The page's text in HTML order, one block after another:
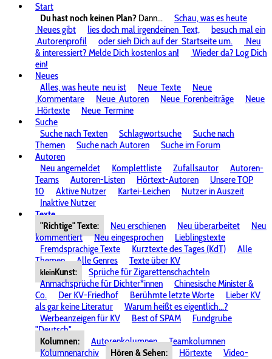
Start
Du hast noch keinen Plan? Dann...
Schau, was es heute
Neues gibt
lies doch mal irgendeinen Text,
besuch mal ein
Autorenprofil
oder sieh Dich auf der Startseite um.
Neu
& interessiert? Melde Dich kostenlos an!
Wieder da? Log Dich
ein!
Neues
Alles, was heute neu ist Neue Texte
Neue
Kommentare
Neue Autoren Neue Forenbeiträge
Neue
Hörtexte
Neue Termine
Suche
Suche nach Texten
Schlagwortsuche
Suche nach
Themen
Suche nach Autoren
Suche im Forum
Autoren
Neu angemeldet
Komplettliste Zufallsautor
Autoren-
Teams
Autoren-Listen Hörtext-Autoren
Unsere TOP
10
Aktive Nutzer Kartei-Leichen
Nutzer in Auszeit
Inaktive Nutzer
Texte
"Richtige" Texte:
Neu erschienen Neu überarbeitet
Neu
kommentiert
Neu eingesprochen
Lieblingstexte
Fremdsprachige Texte
Kurztexte des Tages (KdT)
Alle
Themen
Alle Genres Texte über KV
kleinKunst:
Sprüche für Zigarettenschachteln
Anmachsprüche für Dichter*innen
Chinesische Minister &
Co.
Der KV-Friedhof Berühmte letzte Worte
Lieber KV
als gar keine Literatur
Warum heißt es eigentlich...?
Werbeanzeigen für KV
Best of SPAM
Fundgrube
"Deutsch"
Kolumnen:
Autorenkolumnen
Teamkolumnen
Kolumnenarchiv
Hören & Sehen: Hörtexte
Video-